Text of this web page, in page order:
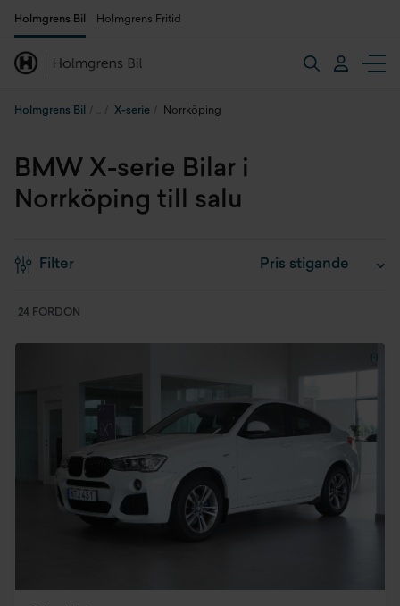
Holmgrens Bil Holmgrens Fritid
Holmgrens Bil X-serie Norrköping
BMW X-serie Bilar i
Norrköping till salu
Filter
24 FORDON